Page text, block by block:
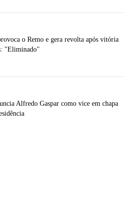
o Remo e gera revolta após vitória
"Eliminado"
Alfredo Gaspar como vice em chapa